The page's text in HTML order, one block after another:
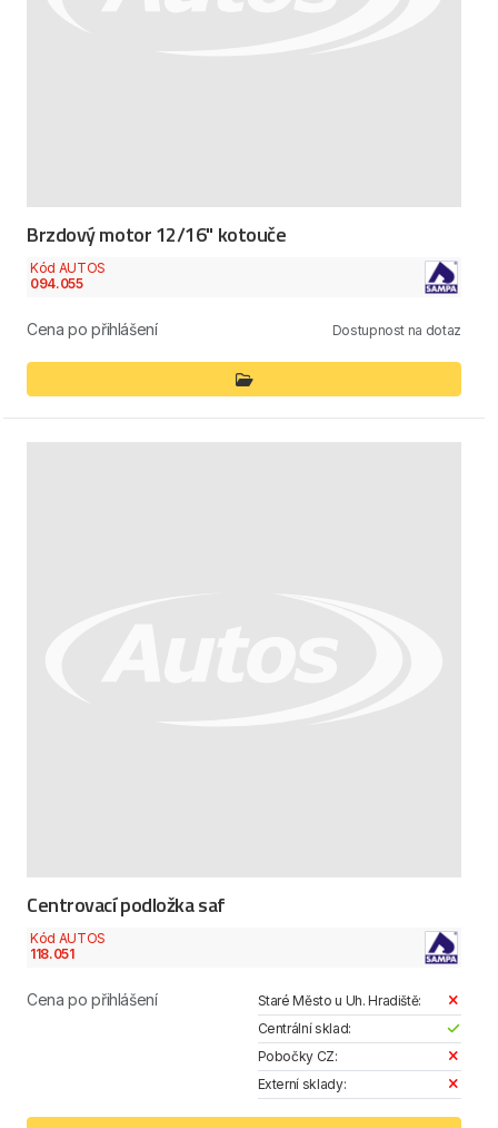
Brzdový motor 12/16" kotouče
Kód AUTOS
094.055
Cena po přihlášení Dostupnost na dotaz
Centrovací podložka saf
Kód AUTOS
118.051
Cena po přihlášení
Staré Město u Uh. Hradiště:
Centrální sklad:
Pobočky CZ:
Externí sklady: